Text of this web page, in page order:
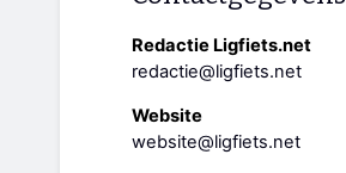
Redactie Ligfiets.net
redactie@ligfiets.net
Website
website@ligfiets.net